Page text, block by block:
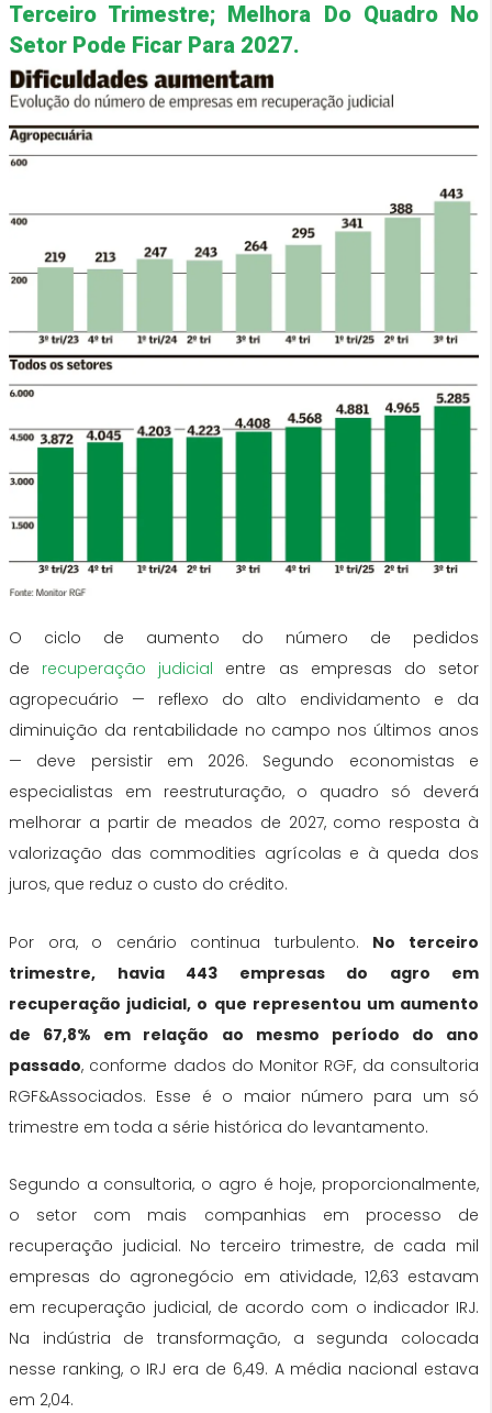
Terceiro Trimestre; Melhora Do Quadro No
Setor Pode Ficar Para 2027.
O ciclo de aumento do número de pedidos
de recuperação judicial entre as empresas do setor
agropecuário — reflexo do alto endividamento e da
diminuição da rentabilidade no campo nos últimos anos
— deve persistir em 2026. Segundo economistas e
especialistas em reestruturação, o quadro só deverá
melhorar a partir de meados de 2027, como resposta à
valorização das commodities agrícolas e à queda dos
juros, que reduz o custo do crédito.
Por ora, o cenário continua turbulento. No terceiro
trimestre, havia 443 empresas do agro em
recuperação judicial, o que representou um aumento
de 67,8% em relação ao mesmo período do ano
passado, conforme dados do Monitor RGF, da consultoria
RGF&Associados. Esse é o maior número para um só
trimestre em toda a série histórica do levantamento.
Segundo a consultoria, o agro é hoje, proporcionalmente,
o setor com mais companhias em processo de
recuperação judicial. No terceiro trimestre, de cada mil
empresas do agronegócio em atividade, 12,63 estavam
em recuperação judicial, de acordo com o indicador IRJ.
Na indústria de transformação, a segunda colocada
nesse ranking, o IRJ era de 6,49. A média nacional estava
em 2,04.